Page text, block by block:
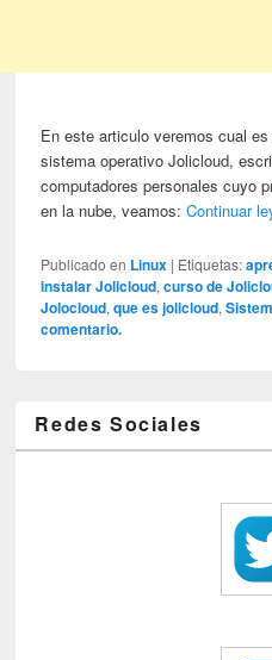
En este articulo veremos cual
sistema operativo Jolicloud,
computadores personales cuyo
en la nube, veamos:Continuar
Publicado en Linux | Etiquetas:
instalar Jolicloud,curso de
Jolocloud,que es jolicloud,
comentario.
Redes Sociales